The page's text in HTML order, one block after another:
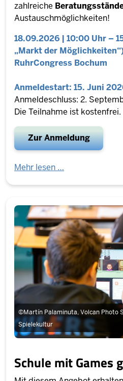
zahlreiche
Austauschmöglichkeiten!
18.09.2026 | 10:00 Uhr –
„Markt der
RuhrCongress Bochum
Anmeldestart: 15. Juni
Anmeldeschluss: 2.
Die Teilnahme ist kostenfrei.
Zur Anmeldung
Mehr lesen …
©Martín Palaminuta, Volcan Photo
Spielekultur
Schule mit Games